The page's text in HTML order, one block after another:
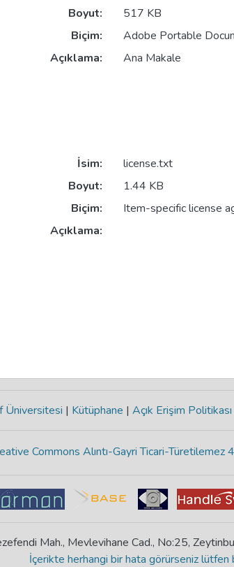
Boyut:
517 KB
Biçim:
Adobe Portable
Açıklama:
Ana Makale
İsim:
license.txt
Boyut:
1.44 KB
Biçim:
Item-specific license
Açıklama:
Üniversitesi | Kütüphane | Açık Erişim Politikası
Commons Alıntı-Gayri Ticari-Türetilemez
Mah., Mevlevihane Cad., No:25,
İçerikte herhangi bir hata görürseniz lütfen